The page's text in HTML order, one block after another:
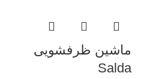
ماشین ظرفشویی
Salda